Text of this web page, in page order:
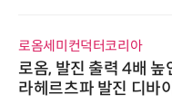
대 테
발